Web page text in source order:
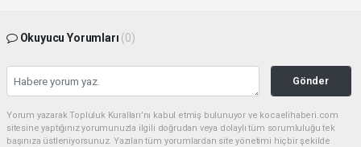
Okuyucu Yorumları (0)
Gönder
Yorum yazarak Topluluk Kuralları’nı kabul etmiş bulunuyor ve kocaelihaberi.com
sitesine yaptığınız yorumunuzla ilgili doğrudan veya dolaylı tüm sorumluluğu tek
başınıza üstleniyorsunuz. Yazılan tüm yorumlardan site yönetimi hiçbir şekilde